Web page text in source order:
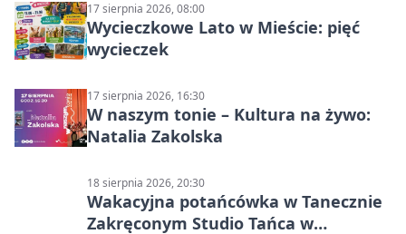
17 sierpnia 2026, 08:00
Wycieczkowe Lato w Mieście: pięć
wycieczek
17 sierpnia 2026, 16:30
W naszym tonie – Kultura na żywo:
Natalia Zakolska
18 sierpnia 2026, 20:30
Wakacyjna potańcówka w Tanecznie
Zakręconym Studio Tańca w